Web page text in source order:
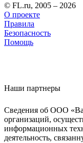
© FL.ru, 2005 – 2026
О проекте
Правила
Безопасность
Помощь
Наши партнеры
Сведения об ООО
организаций,
информационных
деятельность,